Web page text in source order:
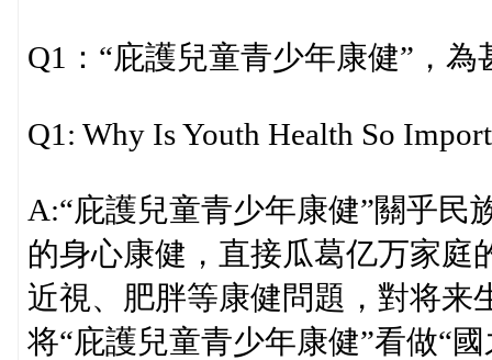
Q1：“庇護兒童青少年康健”，為
Q1: Why Is Youth Health So
A:“庇護兒童青少年康健”關乎民
的身心康健，直接瓜葛亿万家庭
近視、肥胖等康健問題，對将来
将“庇護兒童青少年康健”看做“